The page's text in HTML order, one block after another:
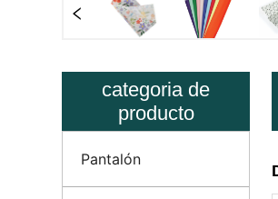
categoria de
producto
Pantalón